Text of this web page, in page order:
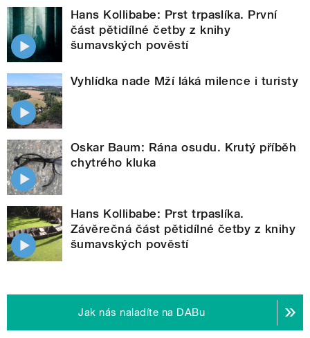
Hans Kollibabe: Prst trpaslíka. První
část pětidílné četby z knihy
šumavských pověstí
Vyhlídka nade Mží láká milence i turisty
Oskar Baum: Rána osudu. Krutý příběh
chytrého kluka
Hans Kollibabe: Prst trpaslíka.
Závěrečná část pětidílné četby z knihy
šumavských pověstí
Jak nás naladíte na DABu